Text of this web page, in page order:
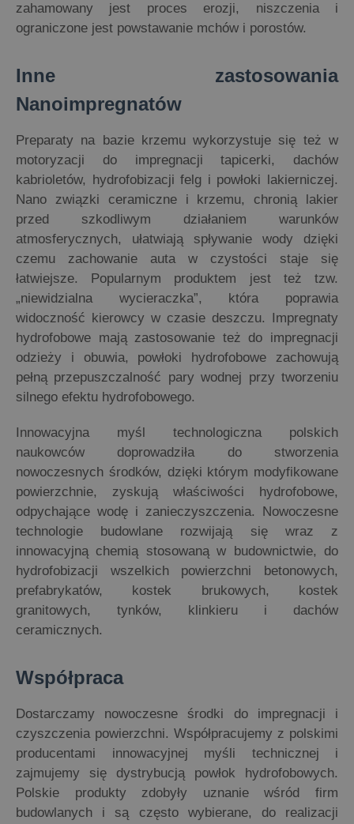
zahamowany jest proces erozji, niszczenia i
ograniczone jest powstawanie mchów i porostów.
Inne zastosowania
Nanoimpregnatów
Preparaty na bazie krzemu wykorzystuje się też w
motoryzacji do impregnacji tapicerki, dachów
kabrioletów, hydrofobizacji felg i powłoki lakierniczej.
Nano związki ceramiczne i krzemu, chronią lakier
przed szkodliwym działaniem warunków
atmosferycznych, ułatwiają spływanie wody dzięki
czemu zachowanie auta w czystości staje się
łatwiejsze. Popularnym produktem jest też tzw.
„niewidzialna wycieraczka”, która poprawia
widoczność kierowcy w czasie deszczu. Impregnaty
hydrofobowe mają zastosowanie też do impregnacji
odzieży i obuwia, powłoki hydrofobowe zachowują
pełną przepuszczalność pary wodnej przy tworzeniu
silnego efektu hydrofobowego.
Innowacyjna myśl technologiczna polskich
naukowców doprowadziła do stworzenia
nowoczesnych środków, dzięki którym modyfikowane
powierzchnie, zyskują właściwości hydrofobowe,
odpychające wodę i zanieczyszczenia. Nowoczesne
technologie budowlane rozwijają się wraz z
innowacyjną chemią stosowaną w budownictwie, do
hydrofobizacji wszelkich powierzchni betonowych,
prefabrykatów, kostek brukowych, kostek
granitowych, tynków, klinkieru i dachów
ceramicznych.
Współpraca
Dostarczamy nowoczesne środki do impregnacji i
czyszczenia powierzchni. Współpracujemy z polskimi
producentami innowacyjnej myśli technicznej i
zajmujemy się dystrybucją powłok hydrofobowych.
Polskie produkty zdobyły uznanie wśród firm
budowlanych i są często wybierane, do realizacji